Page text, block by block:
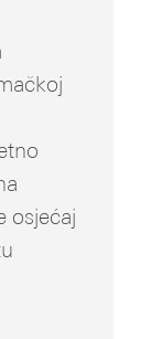
osjećaj